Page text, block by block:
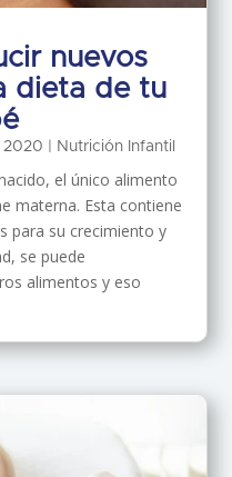
nuevos
dieta de tu
2020 Nutrición Infantil
el único alimento
materna. Esta contiene
para su crecimiento y
se puede
alimentos y eso